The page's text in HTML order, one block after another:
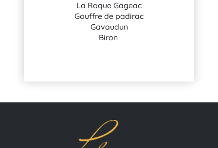
La Roque Gageac
Gouffre de padirac
Gavaudun
Biron